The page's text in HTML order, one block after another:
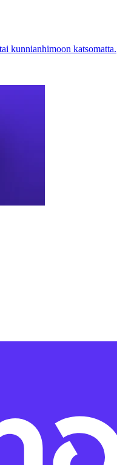
kunnianhimoon katsomatta.